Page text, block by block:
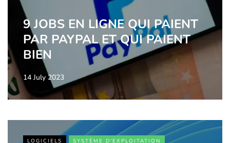
9 JOBS EN LIGNE QUI PAIENT
PAR PAYPAL ET QUI PAIENT
BIEN
14 July 2023
LOGICIELS
SYSTÈME D'EXPLOITATION